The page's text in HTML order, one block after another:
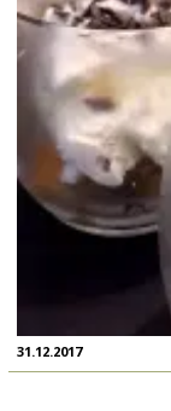
31.12.2017